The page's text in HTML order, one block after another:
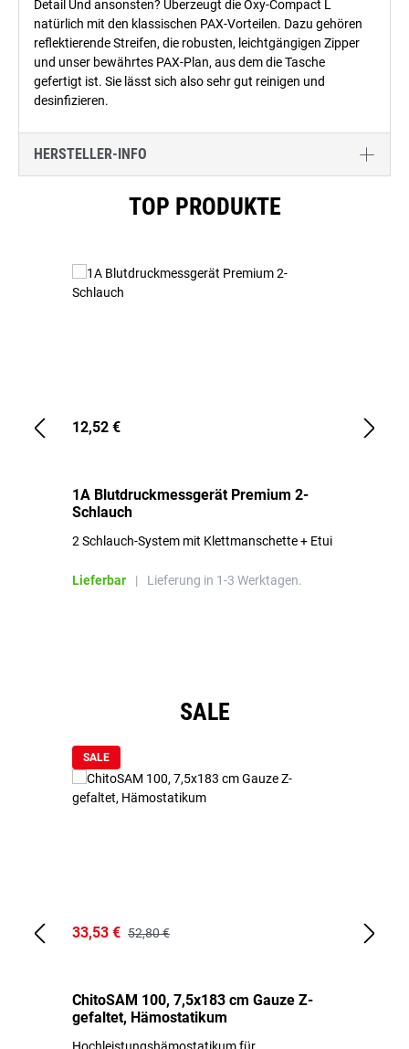
Detail Und ansonsten? Überzeugt die Oxy-Compact L
natürlich mit den klassischen PAX-Vorteilen. Dazu gehören
reflektierende Streifen, die robusten, leichtgängigen Zipper
und unser bewährtes PAX-Plan, aus dem die Tasche
gefertigt ist. Sie lässt sich also sehr gut reinigen und
desinfizieren.
HERSTELLER-INFO
TOP PRODUKTE
12,52 €
1A Blutdruckmessgerät Premium 2-
Schlauch
2 Schlauch-System mit Klettmanschette + Etui
Lieferbar | Lieferung in 1-3 Werktagen.
SALE
SALE
33,53 € 52,80 €
ChitoSAM 100, 7,5x183 cm Gauze Z-
gefaltet, Hämostatikum